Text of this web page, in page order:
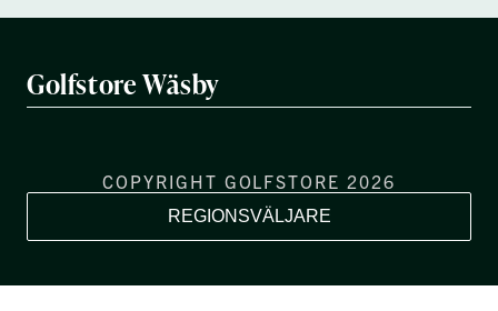
Golfstore Wäsby
COPYRIGHT GOLFSTORE 2026
REGIONSVÄLJARE